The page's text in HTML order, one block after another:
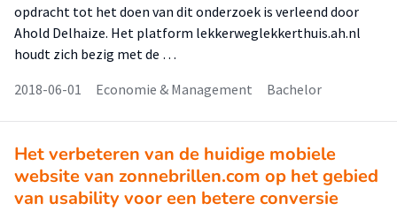
opdracht tot het doen van dit onderzoek is verleend door
Ahold Delhaize. Het platform lekkerweglekkerthuis.ah.nl
houdt zich bezig met de …
2018-06-01
Economie & Management Bachelor
Het verbeteren van de huidige mobiele
website van zonnebrillen.com op het gebied
van usability voor een betere conversie